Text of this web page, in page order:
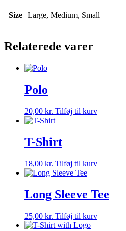
Size Large, Medium, Small
Relaterede varer
Polo
20,00 kr. Tilføj til kurv
T-Shirt
18,00 kr. Tilføj til kurv
Long Sleeve Tee
25,00 kr. Tilføj til kurv